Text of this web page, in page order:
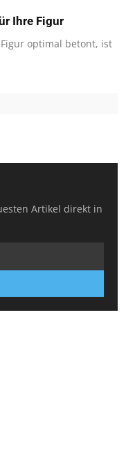
Ihre Figur
optimal betont, ist
Artikel direkt in